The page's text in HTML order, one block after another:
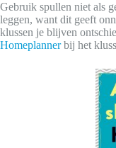
Gebruik spullen niet als
leggen, want dit geeft
klussen je blijven
Homeplannerbij het